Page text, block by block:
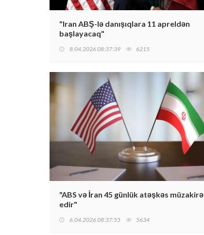
"Iran ABŞ-lə danışıqlara 11 apreldən
başlayacaq"
8.04.2026 08:37:39 6215
"ABS və İran 45 günlük atəşkəs müzakirə
edir"
6.04.2026 08:37:55 5634